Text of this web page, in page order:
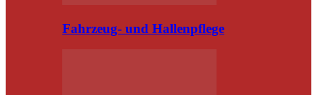
Fahrzeug- und Hallenpflege